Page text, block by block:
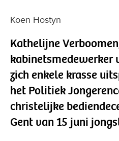
Koen Hostyn
Kathelijne
kabinetsmedewerker
zich enkele krasse
het Politiek
christelijke
Gent van 15 juni